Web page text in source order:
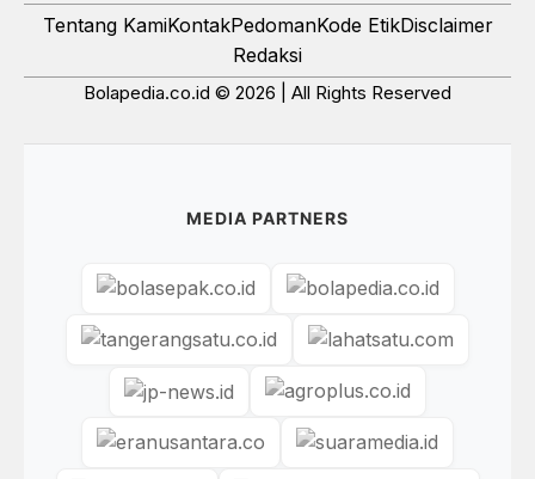
Tentang KamiKontakPedomanKode EtikDisclaimer
Redaksi
Bolapedia.co.id © 2026 | All Rights Reserved
MEDIA PARTNERS